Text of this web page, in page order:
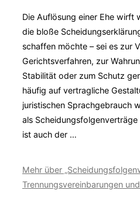
Die Auflösung einer Ehe wirft
die bloße
schaffen möchte – sei es zur
Gerichtsverfahren, zur
Stabilität oder zum Schutz
häufig auf vertragliche
juristischen Sprachgebrauch
als
ist auch der …
Mehr über
Trennungsvereinbarungen